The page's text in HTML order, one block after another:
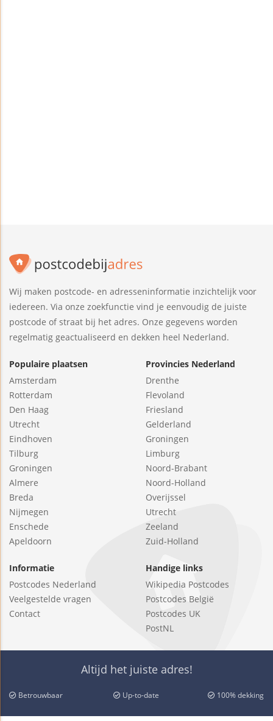
Wij maken postcode- en adresseninformatie inzichtelijk voor
iedereen. Via onze zoekfunctie vind je eenvoudig de juiste
postcode of straat bij het adres. Onze gegevens worden
regelmatig geactualiseerd en dekken heel Nederland.
Populaire plaatsen
Amsterdam
Rotterdam
Den Haag
Utrecht
Eindhoven
Tilburg
Groningen
Almere
Breda
Nijmegen
Enschede
Apeldoorn
Provincies Nederland
Drenthe
Flevoland
Friesland
Gelderland
Groningen
Limburg
Noord-Brabant
Noord-Holland
Overijssel
Utrecht
Zeeland
Zuid-Holland
Informatie
Postcodes Nederland
Veelgestelde vragen
Contact
Handige links
Wikipedia Postcodes
Postcodes België
Postcodes UK
PostNL
Altijd het juiste adres!
Betrouwbaar Up-to-date 100% dekking